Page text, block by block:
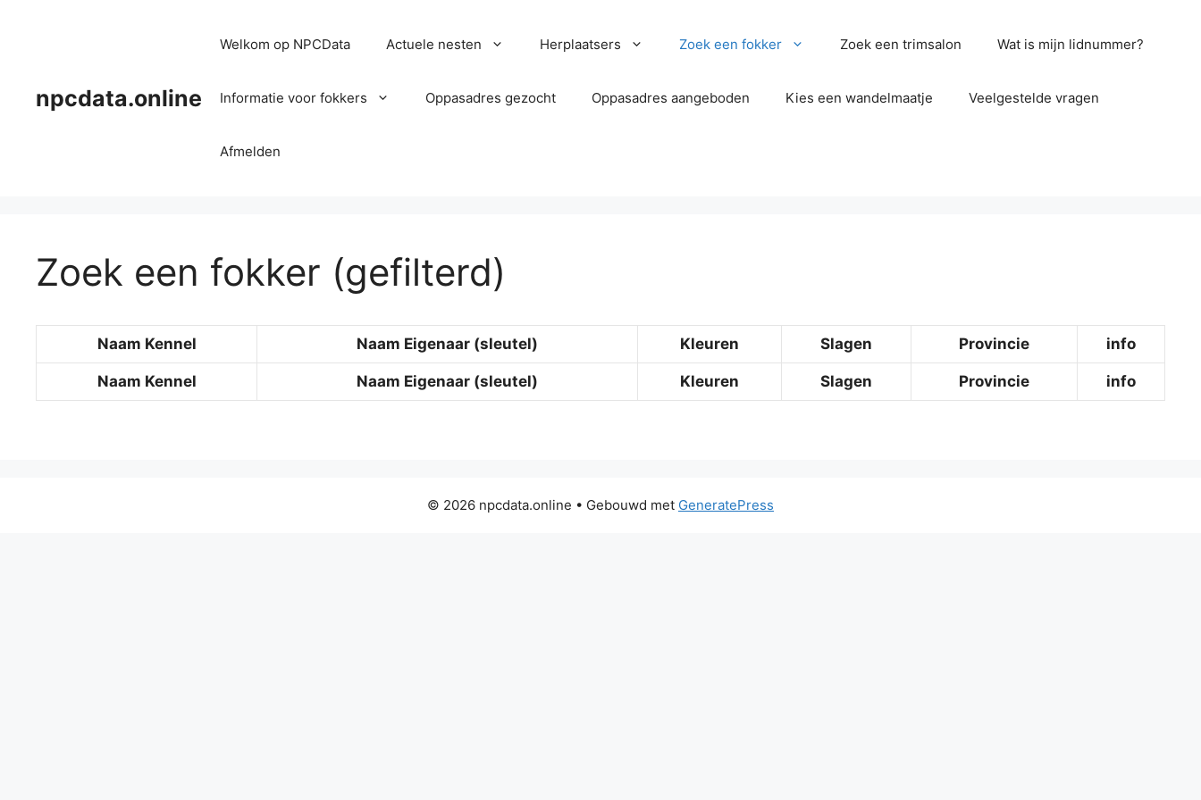
npcdata.online
Welkom op NPCData Actuele nesten Herplaatsers Zoek een fokker Zoek een trimsalon Wat is mijn lidnummer?
Informatie voor fokkers Oppasadres gezocht Oppasadres aangeboden Kies een wandelmaatje Veelgestelde vragen
Afmelden
Zoek een fokker (gefilterd)
Naam Kennel Naam Eigenaar (sleutel) Kleuren Slagen Provincie info
Naam Kennel Naam Eigenaar (sleutel) Kleuren Slagen Provincie info
© 2026 npcdata.online • Gebouwd met GeneratePress